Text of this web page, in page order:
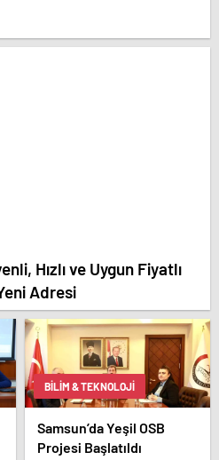
Hızlı ve Uygun Fiyatlı
Adresi
BILIM & TEKNOLOJI
Samsun’da Yeşil OSB
Projesi Başlatıldı